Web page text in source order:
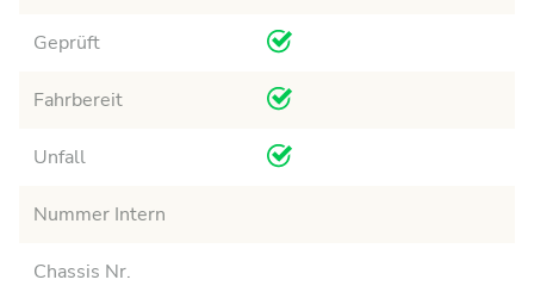
Geprüft
Fahrbereit
Unfall
Nummer Intern
Chassis Nr.